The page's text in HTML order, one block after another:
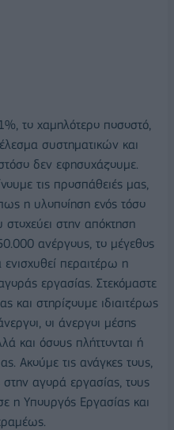
το χαμηλότερο ποσοστό,
συστηματικών και
δεν εφησυχάζουμε.
τις προσπάθειές μας,
η υλοποίηση ενός τόσο
στην απόκτηση
ανέργους, το μέγεθος
περαιτέρω η
εργασίας. Στεκόμαστε
και στηρίζουμε ιδιαιτέρως
οι άνεργοι μέσης
και όσους πλήττονται ή
Ακούμε τις ανάγκες τους,
αγορά εργασίας, τους
η Υπουργός Εργασίας και